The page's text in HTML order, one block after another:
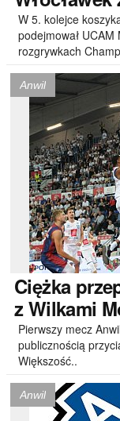
W 5. kolejce
podejmował
rozgrywkach
Anwil
Ciężka
z Wilkami
Pierwszy mecz
publicznością
Większość..
Anwil